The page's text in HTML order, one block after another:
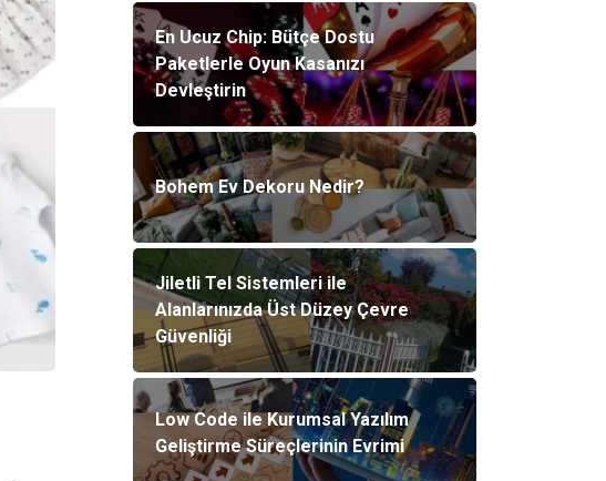
En Ucuz Chip: Bütçe Dostu
Paketlerle Oyun Kasanızı
Devleştirin
Bohem Ev Dekoru Nedir?
Jiletli Tel Sistemleri ile
Alanlarınızda Üst Düzey Çevre
Güvenliği
Low Code ile Kurumsal Yazılım
Geliştirme Süreçlerinin Evrimi